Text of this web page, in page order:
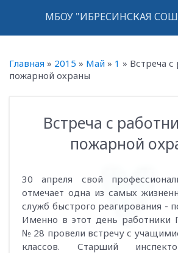
МБОУ "ИБРЕСИНСКАЯ
Главная » 2015 » Май » 1 » Встреча
пожарной охраны
Встреча с
пожарной
30 апреля свой
отмечает одна из самых
служб быстрого реагирования -
Именно в этот день работники
№ 28 провели встречу с
классов. Старший